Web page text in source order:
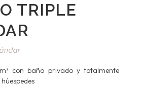
TRIPLE
con baño privado y totalmente